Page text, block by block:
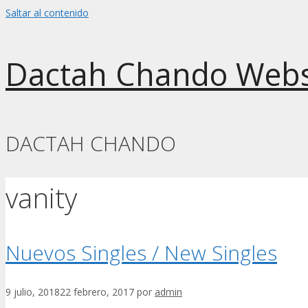
Saltar al contenido
Dactah Chando
DACTAH CHANDO
vanity
Nuevos Singles / New Singles
9 julio, 201822 febrero, 2017 por admin